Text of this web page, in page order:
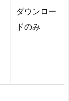
ダウンロー
ドのみ